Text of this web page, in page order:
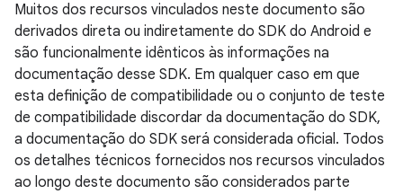
Muitos dos recursos vinculados neste documento são
derivados direta ou indiretamente do SDK do Android e
são funcionalmente idênticos às informações na
documentação desse SDK. Em qualquer caso em que
esta definição de compatibilidade ou o conjunto de teste
de compatibilidade discordar da documentação do SDK,
a documentação do SDK será considerada oficial. Todos
os detalhes técnicos fornecidos nos recursos vinculados
ao longo deste documento são considerados parte